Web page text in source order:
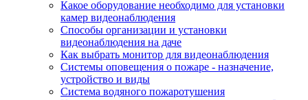
Какое оборудование необходимо для установки
камер видеонаблюдения
Способы организации и установки
видеонаблюдения на даче
Как выбрать монитор для видеонаблюдения
Системы оповещения о пожаре - назначение,
устройство и виды
Система водяного пожаротушения